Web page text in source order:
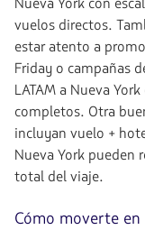
vuelos directos.
estar atento a
Friday o campañas
LATAM a Nueva
completos. Otra
incluyan vuelo +
Nueva York pueden
total del viaje.
Cómo moverte en